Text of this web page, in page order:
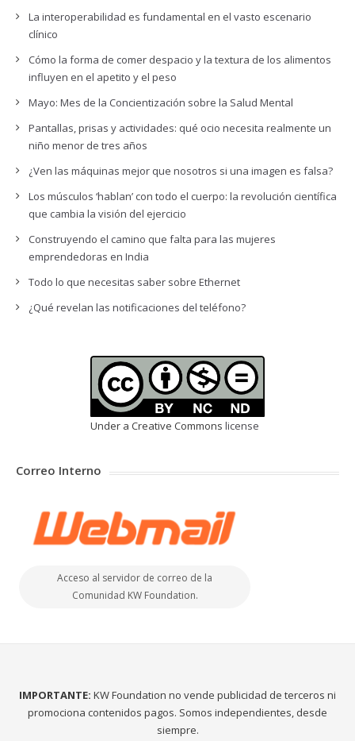
La interoperabilidad es fundamental en el vasto escenario
clínico
Cómo la forma de comer despacio y la textura de los alimentos
influyen en el apetito y el peso
Mayo: Mes de la Concientización sobre la Salud Mental
Pantallas, prisas y actividades: qué ocio necesita realmente un
niño menor de tres años
¿Ven las máquinas mejor que nosotros si una imagen es falsa?
Los músculos ‘hablan’ con todo el cuerpo: la revolución científica
que cambia la visión del ejercicio
Construyendo el camino que falta para las mujeres
emprendedoras en India
Todo lo que necesitas saber sobre Ethernet
¿Qué revelan las notificaciones del teléfono?
Under a Creative Commons license
Correo Interno
Acceso al servidor de correo de la
Comunidad KW Foundation.
IMPORTANTE: KW Foundation no vende publicidad de terceros ni
promociona contenidos pagos. Somos independientes, desde
siempre.